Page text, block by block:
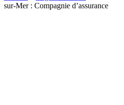
sur-Mer : Compagnie d’assurance